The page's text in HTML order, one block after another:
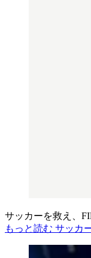
サッカーを救え、
もっと読む サッカ